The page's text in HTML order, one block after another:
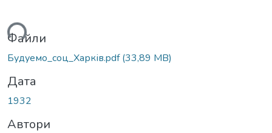
Файли
Будуемо_соц_Харків.pdf(33,89 MB)
Дата
1932
Автори